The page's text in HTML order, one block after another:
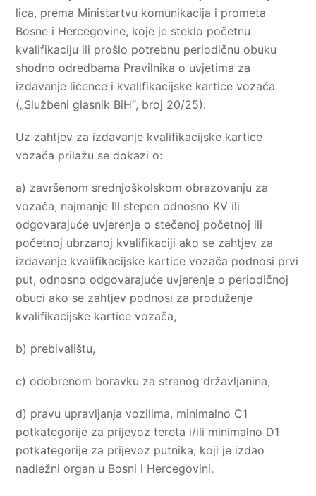
lica, prema Ministartvu komunikacija i prometa
Bosne i Hercegovine, koje je steklo početnu
kvalifikaciju ili prošlo potrebnu periodičnu obuku
shodno odredbama Pravilnika o uvjetima za
izdavanje licence i kvalifikacijske kartice vozača
(„Službeni glasnik BiH“, broj 20/25).
Uz zahtjev za izdavanje kvalifikacijske kartice
vozača prilažu se dokazi o:
a) završenom srednjoškolskom obrazovanju za
vozača, najmanje III stepen odnosno KV ili
odgovarajuće uvjerenje o stečenoj početnoj ili
početnoj ubrzanoj kvalifikaciji ako se zahtjev za
izdavanje kvalifikacijske kartice vozača podnosi prvi
put, odnosno odgovarajuće uvjerenje o periodičnoj
obuci ako se zahtjev podnosi za produženje
kvalifikacijske kartice vozača,
b) prebivalištu,
c) odobrenom boravku za stranog državljanina,
d) pravu upravljanja vozilima, minimalno C1
potkategorije za prijevoz tereta i/ili minimalno D1
potkategorije za prijevoz putnika, koji je izdao
nadležni organ u Bosni i Hercegovini.